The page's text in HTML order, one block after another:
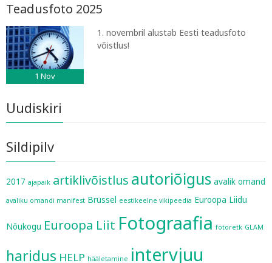
Teadusfoto 2025
1 Nov
1. novembril alustab Eesti teadusfoto
võistlus!
Uudiskiri
Sildipilv
2017 ajapaik artiklivõistlus autoriõigus avalik omand
avaliku omandi manifest Brüssel eestikeelne vikipeedia Euroopa Liidu
Nõukogu Euroopa Liit Fotograafia fotoretk GLAM
haridus HELP hääletamine intervjuu